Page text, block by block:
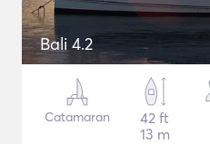
Bali 4.2
Catamaran
42 ft
13 m